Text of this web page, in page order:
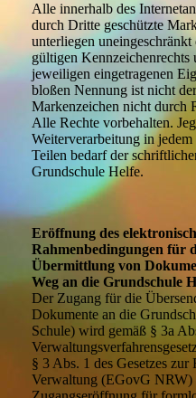
Alle innerhalb des
durch Dritte geschützte
unterliegen
gültigen Kennzeichenrechts
jeweiligen eingetragenen
bloßen Nennung ist nicht
Markenzeichen nicht durch
Alle Rechte vorbehalten.
Weiterverarbeitung in
Teilen bedarf der
Grundschule Helfe.
Eröffnung des
Rahmenbedingungen für
Übermittlung von
Weg an die Grundschule
Der Zugang für die
Dokumente an die
Schule) wird gemäß § 3a
§ 3 Abs. 1 des Gesetzes
Verwaltung (EGovG